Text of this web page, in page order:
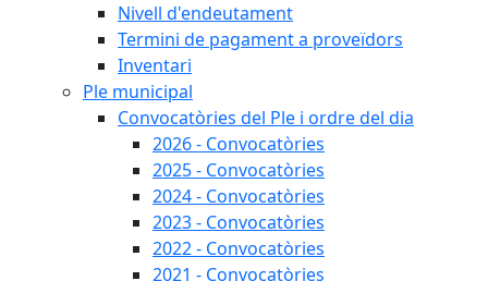
Nivell d'endeutament
Termini de pagament a proveïdors
Inventari
Ple municipal
Convocatòries del Ple i ordre del dia
2026 - Convocatòries
2025 - Convocatòries
2024 - Convocatòries
2023 - Convocatòries
2022 - Convocatòries
2021 - Convocatòries